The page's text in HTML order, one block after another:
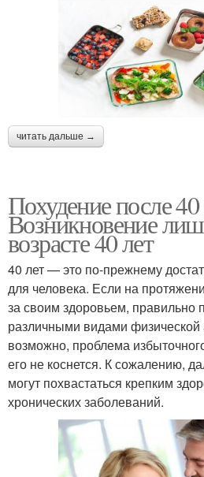
читать дальше →
Похудение после 40
Возникновение
возрасте 40 лет
40 лет — это по-прежнему
для человека. Если на
за своим здоровьем, правильно
различными видами физической
возможно, проблема
его не коснется. К сожалению,
могут похвастаться крепким
хронических заболеваний.